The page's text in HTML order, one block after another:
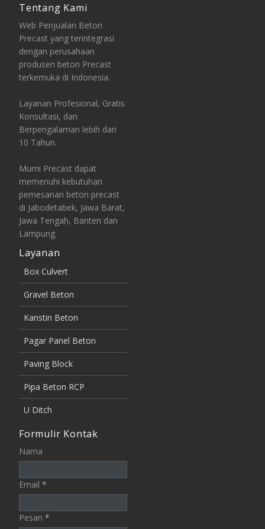
Tentang Kami
Web Penjualan Beton
Precast yang terintegrasi
dengan perusahaan
produsen beton Precast
terkemuka di Indonesia.
Layanan Profesional, Gratis
Konsultasi, dan
Berpengalaman lebih dari
10 Tahun.
Murni Precast dapat
memenuhi kebutuhan
pemesanan beton precast
di Jabodetabek, Jawa Barat,
Jawa Tengah, Banten dan
Lampung.
Layanan
Box Culvert
Gravel Beton
Kanstin Beton
Pagar Panel Beton
Paving Block
Pipa Beton RCP
U Ditch
Formulir Kontak
Nama
Email *
Pesan *